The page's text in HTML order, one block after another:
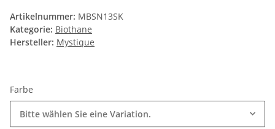
Artikelnummer: MBSN13SK
Kategorie: Biothane
Hersteller: Mystique
Farbe
Bitte wählen Sie eine Variation.